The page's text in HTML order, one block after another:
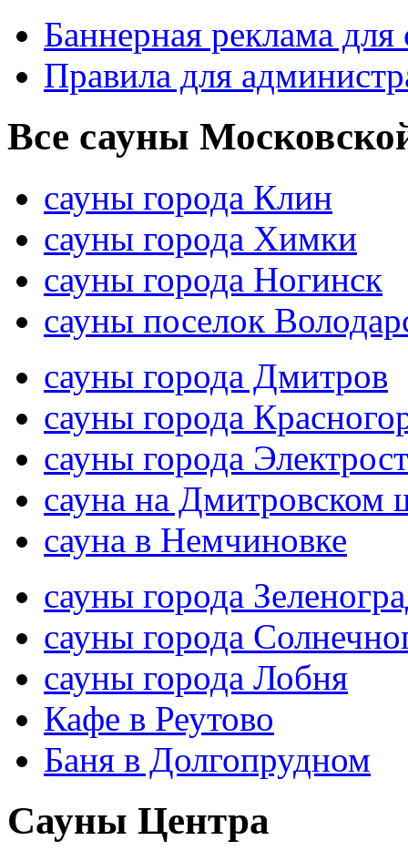
Баннерная реклама
Правила для
Все сауны
сауны города Клин
сауны города Химки
сауны города Ногинск
сауны поселок
сауны города Дмитров
сауны города
сауны города
сауна на Дмитровском
сауна в Немчиновке
сауны города
сауны города
сауны города Лобня
Кафе в Реутово
Баня в Долгопрудном
Сауны Центра